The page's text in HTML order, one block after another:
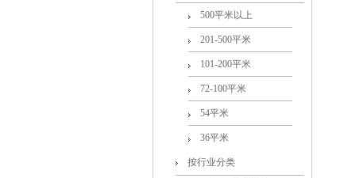
500平米以上
201-500平米
101-200平米
72-100平米
54平米
36平米
按行业分类